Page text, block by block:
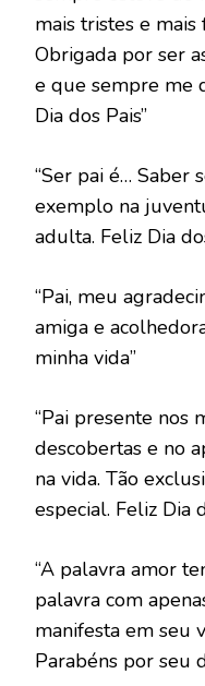
mais tristes e
Obrigada por ser
e que sempre me
Dia dos Pais”
“Ser pai é… Saber
exemplo na
adulta. Feliz Dia
“Pai, meu
amiga e
minha vida”
“Pai presente nos
descobertas e no
na vida. Tão
especial. Feliz Dia
“A palavra amor
palavra com
manifesta em seu
Parabéns por seu